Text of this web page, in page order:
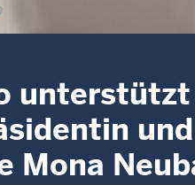
Mona